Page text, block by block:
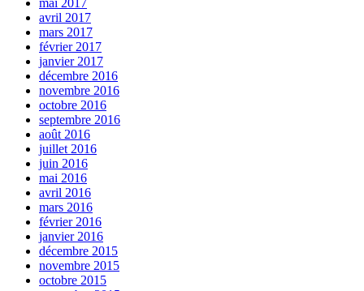
avril 2017
mars 2017
février 2017
janvier 2017
décembre 2016
novembre 2016
octobre 2016
septembre 2016
août 2016
juillet 2016
juin 2016
mai 2016
avril 2016
mars 2016
février 2016
janvier 2016
décembre 2015
novembre 2015
octobre 2015